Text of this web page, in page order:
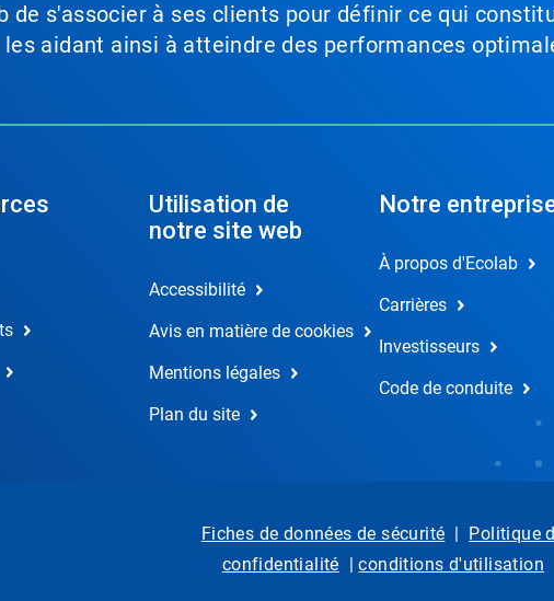
de s'associer à ses clients pour définir ce qui
aidant ainsi à atteindre des performances
Utilisation de
notre site web
Accessibilité
Avis en matière de cookies
Mentions légales
Plan du site
Notre
À propos d'Ecolab
Carrières
Investisseurs
Code de conduite
Fiches de données de sécurité | Politique
confidentialité |conditions d'utilisation